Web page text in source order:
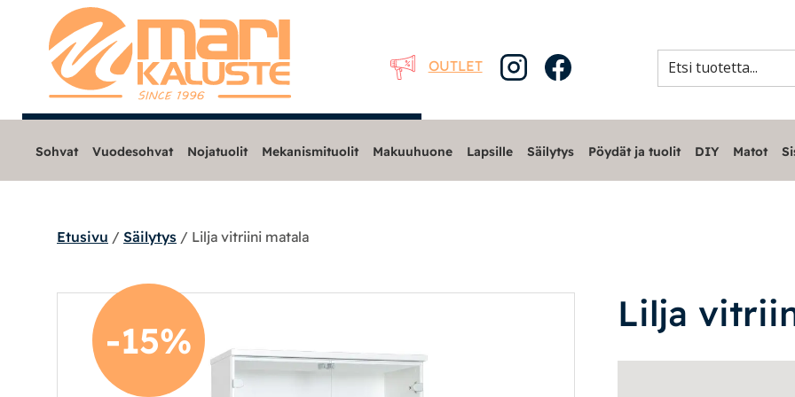
OUTLET
Sohvat
Nojatuolit
Mekanismituolit
Sohvat Vuodesohvat Nojatuolit Mekanismituolit Makuuhuone Lapsille Säilytys Pöydät ja tuolit DIY Matot
Etusivu / Säilytys / Lilja vitriini matala
-15%
Lilja